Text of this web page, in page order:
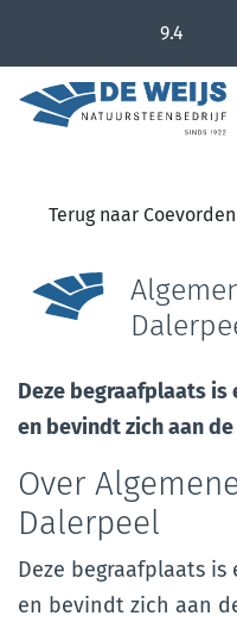
9.4
Terug naar Coevorden
Deze begraafplaats
en bevindt zich aan
Over
Dalerpeel
Deze begraafplaats
en bevindt zich aan